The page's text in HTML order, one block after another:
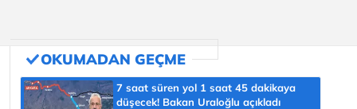
7 saat süren yol 1 saat 45 dakikaya
düşecek! Bakan Uraloğlu açıkladı